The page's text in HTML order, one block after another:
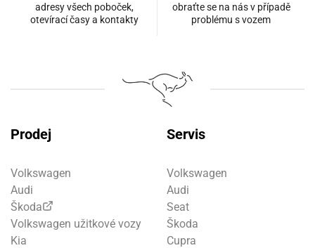
adresy všech poboček,
otevírací časy a kontakty
obraťte se na nás v případě
problému s vozem
Prodej
Volkswagen
Audi
Škoda
Volkswagen užitkové vozy
Kia
Servis
Volkswagen
Audi
Seat
Škoda
Cupra